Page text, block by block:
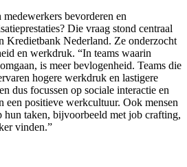
bevorderen en
Die vraag stond centraal
Kredietbank Nederland. Ze onderzocht
en werkdruk. “In teams waarin
is meer bevlogenheid. Teams die
hogere werkdruk en lastigere
dus focussen op sociale interactie en
een positieve werkcultuur. Ook mensen
hun taken, bijvoorbeeld met job crafting,
vinden.”